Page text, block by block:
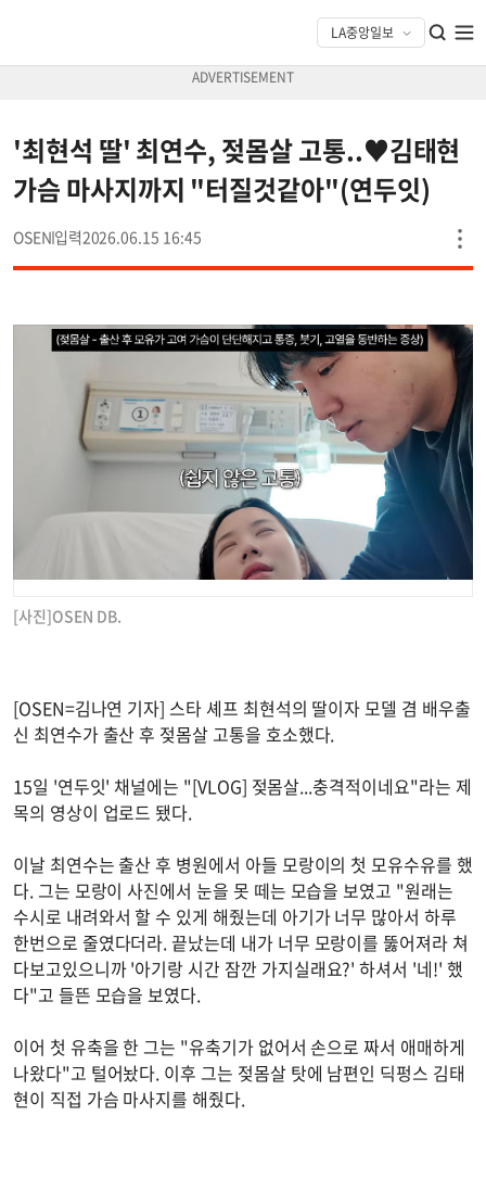
'최현석 딸' 최연수, 젖몸살 고통..♥김태현
가슴 마사지까지 "터질것같아"(연두잇)
OSEN 2026.06.15 16:45
[사진]OSEN DB.
[OSEN=김나연 기자] 스타 셰프 최현석의 딸이자 모델 겸 배우출
신 최연수가 출산 후 젖몸살 고통을 호소했다.
15일 '연두잇' 채널에는 "[VLOG] 젖몸살...충격적이네요"라는 제
목의 영상이 업로드 됐다.
이날 최연수는 출산 후 병원에서 아들 모랑이의 첫 모유수유를 했
다. 그는 모랑이 사진에서 눈을 못 떼는 모습을 보였고 "원래는
수시로 내려와서 할 수 있게 해줬는데 아기가 너무 많아서 하루
한번으로 줄였다더라. 끝났는데 내가 너무 모랑이를 뚫어져라 쳐
다보고있으니까 '아기랑 시간 잠깐 가지실래요?' 하셔서 '네!' 했
다"고 들뜬 모습을 보였다.
이어 첫 유축을 한 그는 "유축기가 없어서 손으로 짜서 애매하게
나왔다"고 털어놨다. 이후 그는 젖몸살 탓에 남편인 딕펑스 김태
현이 직접 가슴 마사지를 해줬다.